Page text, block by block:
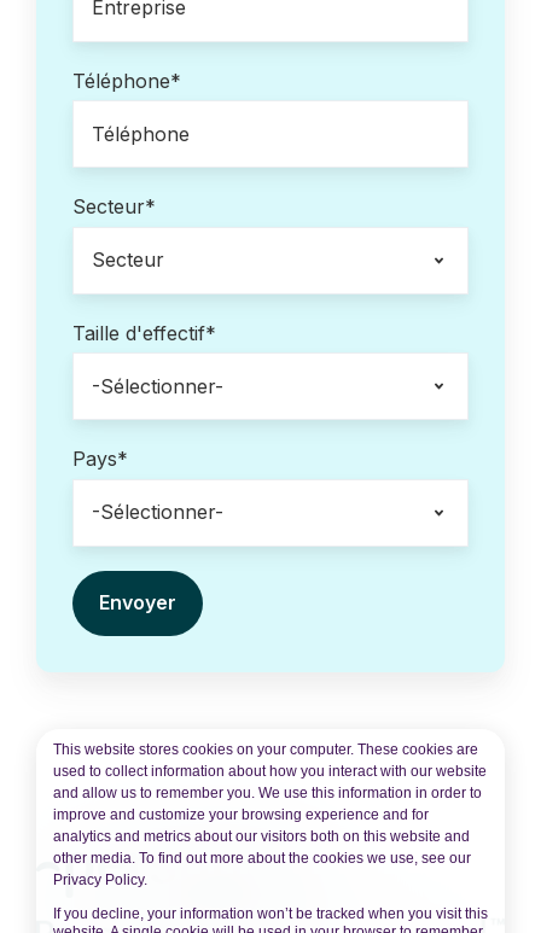
This website stores cookies on your computer. These cookies are
used to collect information about how you interact with our website
and allow us to remember you. We use this information in order to
improve and customize your browsing experience and for
analytics and metrics about our visitors both on this website and
other media. To find out more about the cookies we use, see our
Privacy Policy.
If you decline, your information won’t be tracked when you visit this
Téléphone*
Secteur*
Taille d'effectif*
Pays*